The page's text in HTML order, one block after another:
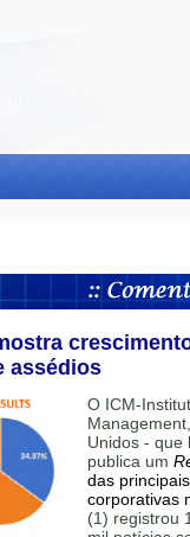
assédios
O ICM-
Unidos - que
publica um
das
corporativas
(1) registrou